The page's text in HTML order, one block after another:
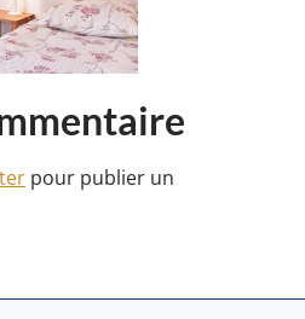
pour publier un